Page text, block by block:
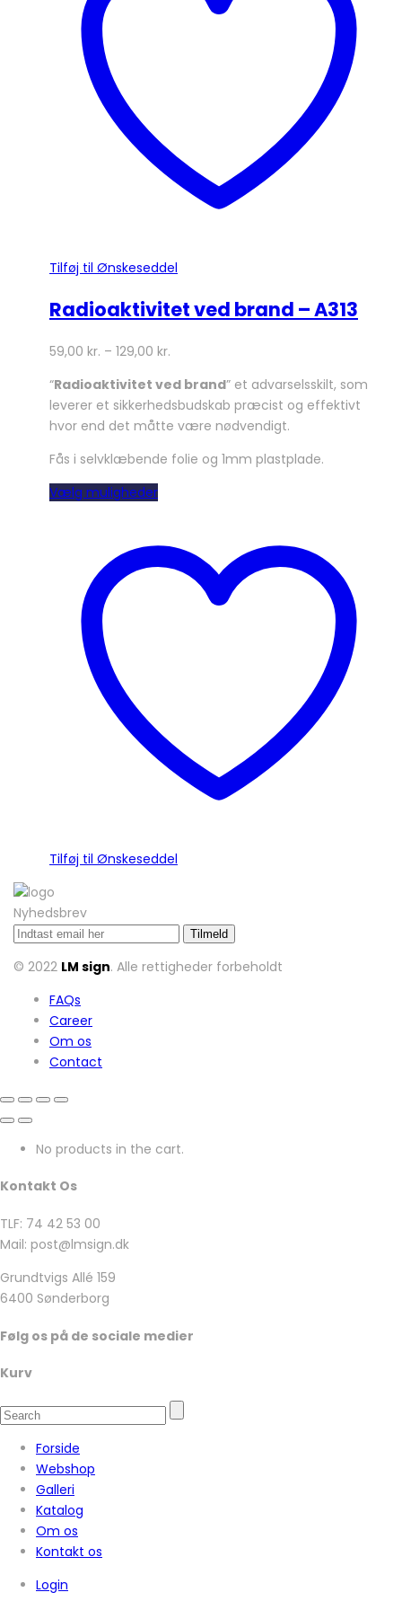
Tilføj til Ønskeseddel
Radioaktivitet ved brand – A313
59,00 kr. – 129,00 kr.
“Radioaktivitet ved brand” et advarselsskilt, som
leverer et sikkerhedsbudskab præcist og effektivt
hvor end det måtte være nødvendigt.
Fås i selvklæbende folie og 1mm plastplade.
Vælg mulighederDette
flere
varianter.
Mulighederne
Tilføj til Ønskeseddel
Nyhedsbrev
© 2022 LM sign. Alle rettigheder forbeholdt
FAQs
Career
Om os
Contact
No products in the cart.
Kontakt Os
TLF: 74 42 53 00
Mail: post@lmsign.dk
Grundtvigs Allé 159
6400 Sønderborg
Følg os på de sociale medier
Kurv
Forside
Webshop
Galleri
Katalog
Om os
Kontakt os
Login